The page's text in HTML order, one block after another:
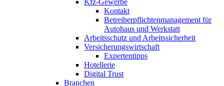
Kontakt
Betreiberpflichtenmanagement für
Autohaus und Werkstatt
Arbeitsschutz und Arbeitssicherheit
Versicherungswirtschaft
Expertentipps
Hotellerie
Digital Trust
Branchen